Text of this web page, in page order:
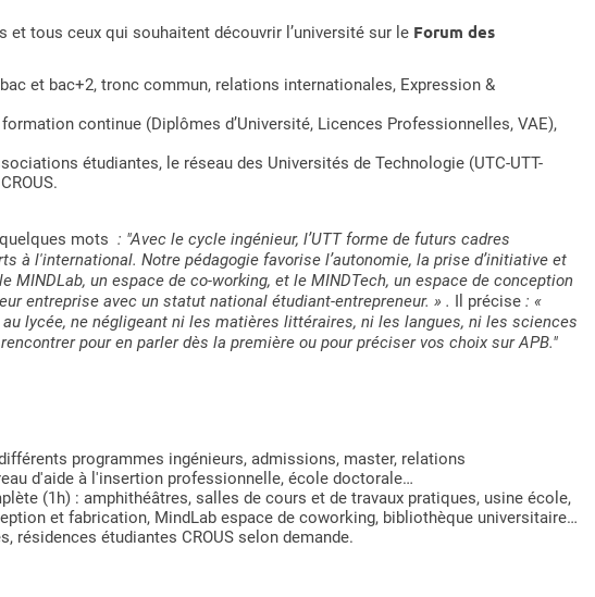
et tous ceux qui souhaitent découvrir l’université sur le Forum des
et bac+2, tronc commun, relations internationales, Expression &
continue (Diplômes d’Université, Licences Professionnelles, VAE),
étudiantes, le réseau des Universités de Technologie (UTC-UTT-
mots : "Avec le cycle ingénieur, l’UTT forme de futurs cadres
à l'international. Notre pédagogie favorise l’autonomie, la prise d’initiative et
un espace de co-working, et le MINDTech, un espace de conception
entreprise avec un statut national étudiant-entrepreneur. » . Il précise : «
lycée, ne négligeant ni les matières littéraires, ni les langues, ni les sciences
pour en parler dès la première ou pour préciser vos choix sur APB."
programmes ingénieurs, admissions, master, relations
d'aide à l'insertion professionnelle, école doctorale…
(1h) : amphithéâtres, salles de cours et de travaux pratiques, usine école,
et fabrication, MindLab espace de coworking, bibliothèque universitaire…
étudiantes CROUS selon demande.